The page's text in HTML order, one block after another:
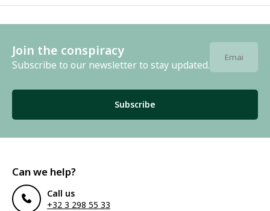
Join the conspiracy
Subscribe to our newsletter to stay updated.
Subscribe
Can we help?
Call us
+32 3 298 55 33